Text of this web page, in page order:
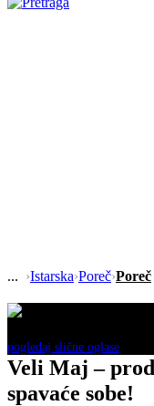
›Istarska›Poreč›Poreč
pogledaj slične oglase
Veli Maj –
spavaće sobe!